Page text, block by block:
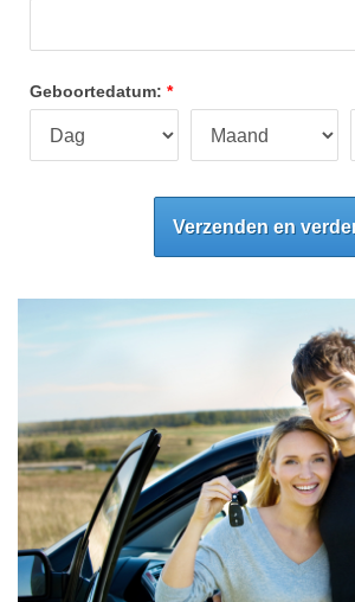
Geboortedatum:
Verzenden en